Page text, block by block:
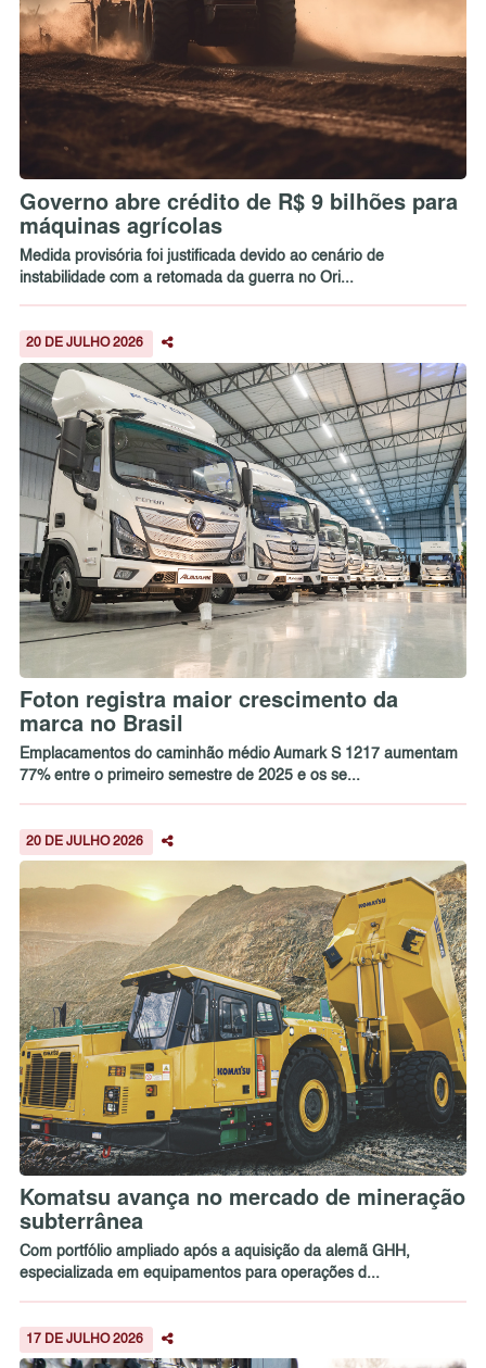
Governo abre crédito de R$ 9 bilhões para
máquinas agrícolas
Medida provisória foi justificada devido ao cenário de
instabilidade com a retomada da guerra no Ori...
20 DE JULHO 2026
Foton registra maior crescimento da
marca no Brasil
Emplacamentos do caminhão médio Aumark S 1217 aumentam
77% entre o primeiro semestre de 2025 e os se...
20 DE JULHO 2026
Komatsu avança no mercado de mineração
subterrânea
Com portfólio ampliado após a aquisição da alemã GHH,
especializada em equipamentos para operações d...
17 DE JULHO 2026